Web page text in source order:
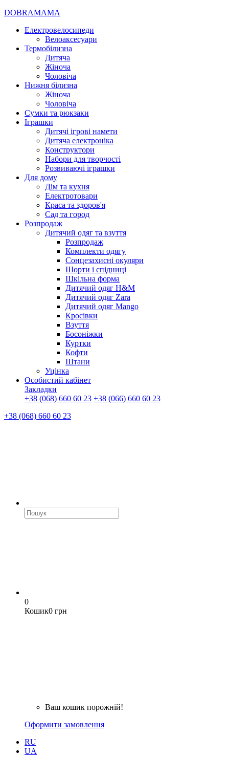
DOBRAMAMA
Електровелосипеди
Велоаксесуари
Термобілизна
Дитяча
Жіноча
Чоловіча
Нижня білизна
Жіноча
Чоловіча
Сумки та рюкзаки
Іграшки
Дитячі ігрові намети
Дитяча електроніка
Конструктори
Набори для творчості
Розвиваючі іграшки
Для дому
Дім та кухня
Електротовари
Краса та здоров'я
Сад та город
Розпродаж
Дитячий одяг та взуття
Розпродаж
Комплекти одягу
Сонцезахисні окуляри
Шорти і спідниці
Шкільна форма
Дитячий одяг H&M
Дитячий одяг Zara
Дитячий одяг Mango
Кросівки
Взуття
Босоніжки
Куртки
Кофти
Штани
Уцінка
Особистий кабінет
Закладки
+38 (068) 660 60 23 +38 (066) 660 60 23
+38 (068) 660 60 23
0
Кошик0 грн
Ваш кошик порожній!
Оформити замовлення
RU
UA